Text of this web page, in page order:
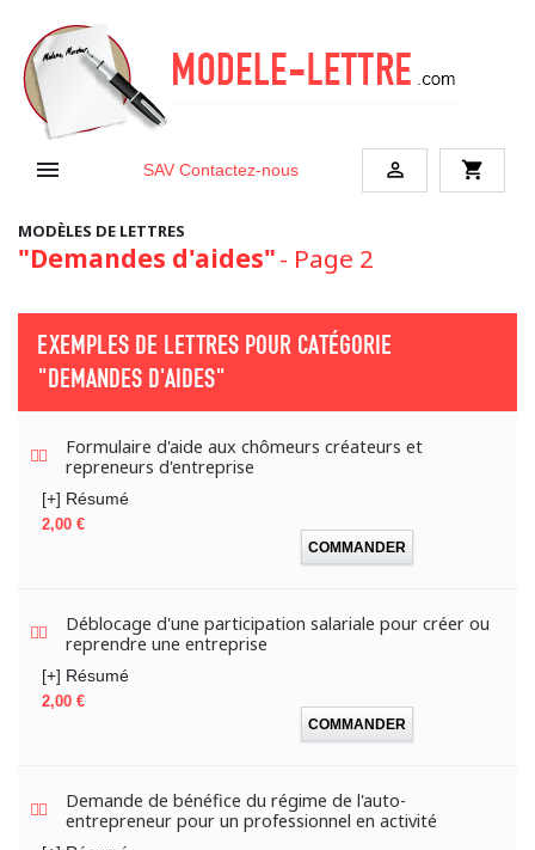
 SAV Contactez-nous  shopping_cart
MODÈLES DE LETTRES
"Demandes d'aides"- Page 2
EXEMPLES DE LETTRES POUR CATÉGORIE
"DEMANDES D'AIDES"
Formulaire d'aide aux chômeurs créateurs et
repreneurs d'entreprise
[+] Résumé
Prix
2,00 €
COMMANDER
Déblocage d'une participation salariale pour créer ou
reprendre une entreprise
[+] Résumé
Prix
2,00 €
COMMANDER
Demande de bénéfice du régime de l'auto-
entrepreneur pour un professionnel en activité